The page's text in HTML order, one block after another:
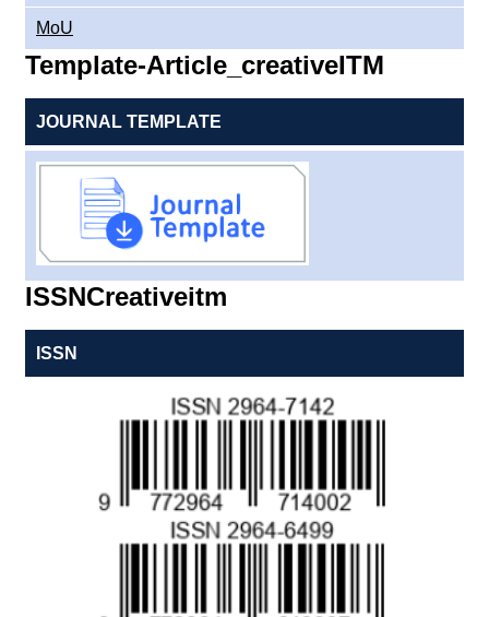
MoU
Template-Article_creativeITM
JOURNAL TEMPLATE
ISSNCreativeitm
ISSN